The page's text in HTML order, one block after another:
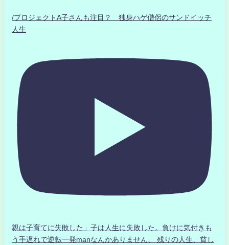
/プロジェクトA子さんも注目？ 独身ハゲ僧侶のサンドイッチ
人生
親は子育てに失敗した」子は人生に失敗した。負けに気付きも
う手遅れで逆転一発manなんかありません、 残りの人生、貧し